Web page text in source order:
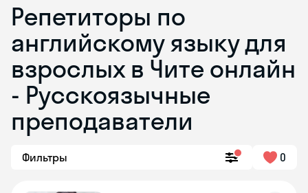
Репетиторы по
английскому языку для
взрослых в Чите онлайн
- Русскоязычные
преподаватели
Фильтры 0
Skyeng Chat
online